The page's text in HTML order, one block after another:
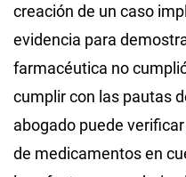
creación de un caso
evidencia para
farmacéutica no
cumplir con las pautas
abogado puede
de medicamentos en